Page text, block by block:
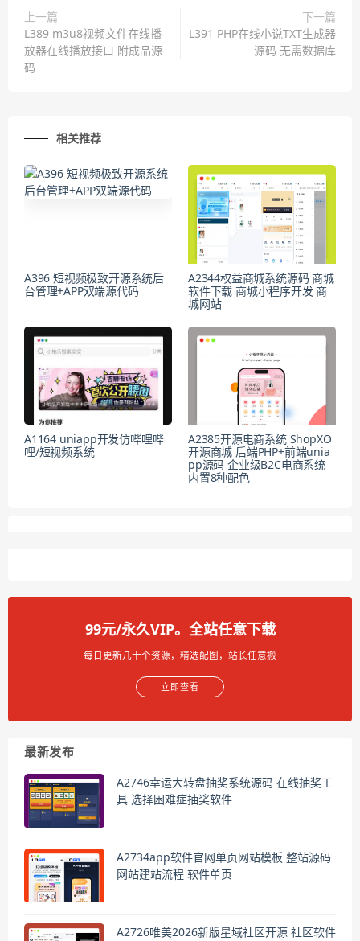
上一篇
L389 m3u8视频文件在线播
放器在线播放接口 附成品源
码
下一篇
L391 PHP在线小说TXT生成器
源码 无需数据库
相关推荐
A396 短视频极致开源系统后
台管理+APP双端源代码
A2344权益商城系统源码 商城
软件下载 商城小程序开发 商
城网站
A1164 uniapp开发仿哔哩哔
哩/短视频系统
A2385开源电商系统 ShopXO
开源商城 后端PHP+前端unia
pp源码 企业级B2C电商系统
内置8种配色
99元/永久VIP。全站任意下载
每日更新几十个资源，精选配图，站长任意搬
立即查看
最新发布
A2746幸运大转盘抽奖系统源码 在线抽奖工
具 选择困难症抽奖软件
A2734app软件官网单页网站模板 整站源码
网站建站流程 软件单页
A2726唯美2026新版星域社区开源 社区软件